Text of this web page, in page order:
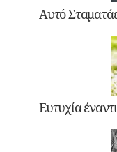
Αυτό
Ευτυχία